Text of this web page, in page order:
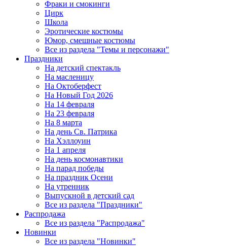
Фраки и смокинги
Цирк
Школа
Эротические костюмы
Юмор, смешные костюмы
Все из раздела "Темы и персонажи"
Праздники
На детский спектакль
На масленицу
На Октоберфест
На Новый Год 2026
На 14 февраля
На 23 февраля
На 8 марта
На день Св. Патрика
На Хэллоуин
На 1 апреля
На день космонавтики
На парад победы
На праздник Осени
На утренник
Выпускной в детский сад
Все из раздела "Праздники"
Распродажа
Все из раздела "Распродажа"
Новинки
Все из раздела "Новинки"